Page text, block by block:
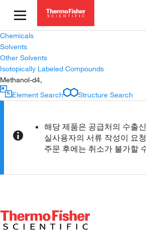
Chemicals
Solvents
Other Solvents
Isotopically Labeled Compounds
Methanol-d4,
Element Search
Structure Search
해당 제품은 공급처의 수출
실사용자의 서류 작성이 요
주문 후에는 취소가 불가할